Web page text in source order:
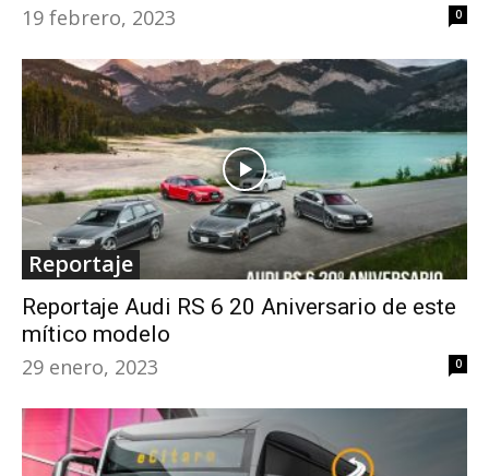
19 febrero, 2023
0
Reportaje
Reportaje Audi RS 6 20 Aniversario de este
mítico modelo
29 enero, 2023
0